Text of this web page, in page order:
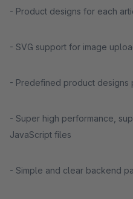
- Product designs for each
- SVG support for image
- Predefined product designs
- Super high performance,
JavaScript files
- Simple and clear backend